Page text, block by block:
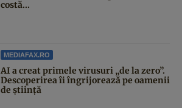
costă...
MEDIAFAX.RO
AI a creat primele virusuri „de la zero”.
Descoperirea îi îngrijorează pe oamenii
de știință